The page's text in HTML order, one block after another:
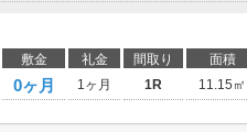
敷金 礼金 間取り 面積
0ヶ月 1ヶ月 1R 11.15㎡